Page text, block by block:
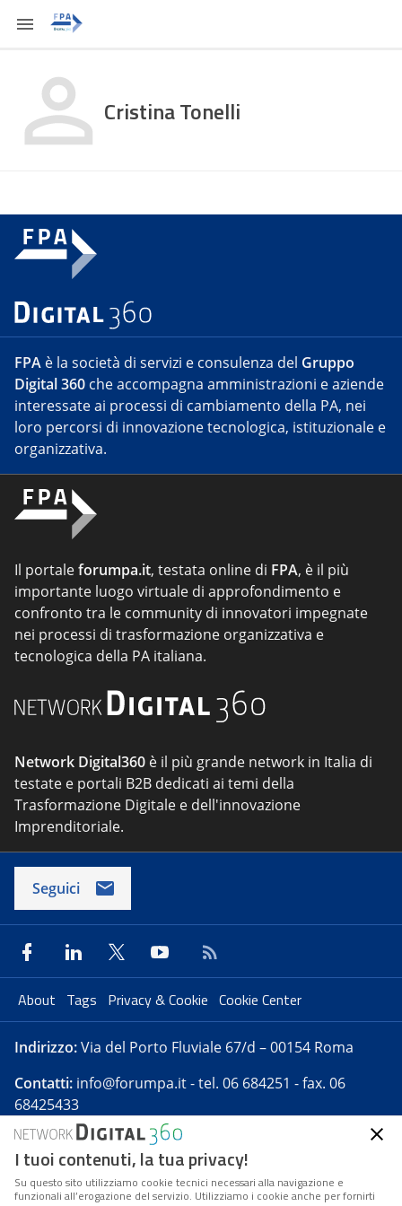
Cristina Tonelli
FPA è la società di servizi e consulenza del Gruppo
Digital 360 che accompagna amministrazioni e aziende
interessate ai processi di cambiamento della PA, nei
loro percorsi di innovazione tecnologica, istituzionale e
organizzativa.
Il portaleforumpa.it, testata online di FPA, è il più
importante luogo virtuale di approfondimento e
confronto tra le community di innovatori impegnate
nei processi di trasformazione organizzativa e
tecnologica della PA italiana.
Network Digital360 è il più grande network in Italia di
testate e portali B2B dedicati ai temi della
Trasformazione Digitale e dell'innovazione
Imprenditoriale.
Seguici
About Tags Privacy & Cookie Cookie Center
Indirizzo:Via del Porto Fluviale 67/d – 00154 Roma
Contatti: info@forumpa.it- tel. 06 684251 - fax. 06
68425433
Forumpa.itè una pubblicazione telematica iscritta
presso Registro della stampa del Tribunale di Roma -
Reg. n. 182 del 2 maggio 2008 - Direttore resp. Michela
I tuoi contenuti, la tua privacy!
Su questo sito utilizziamo cookie tecnici necessari alla navigazione e
funzionali all’erogazione del servizio. Utilizziamo i cookie anche per fornirti